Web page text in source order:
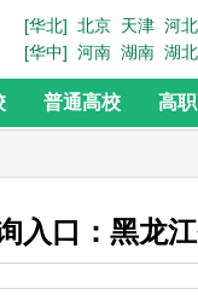
[华北] 北京 天津 河北
[华中] 河南 湖南 湖北
普通高校 高
入口：黑龙